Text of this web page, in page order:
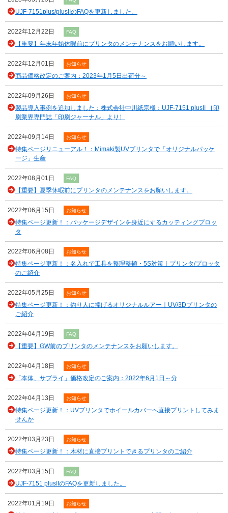
UJF-7151plus/plusIIのFAQを更新しました。
2022年12月22日 FAQ
【重要】年末年始休暇前にプリンタのメンテナンスをお願いします。
2022年12月01日 お知らせ
商品価格改定のご案内：2023年1月5日出荷分～
2022年09月26日 お知らせ
製品導入事例を追加しました：株式会社中川紙宗様：UJF-7151 plusII ［印
刷業界専門誌「印刷ジャーナル」より］
2022年09月14日 お知らせ
特集ページリニューアル！：Mimaki製UVプリンタで「オリジナルパッケ
ージ」生産
2022年08月01日 FAQ
【重要】夏季休暇前にプリンタのメンテナンスをお願いします。
2022年06月15日 お知らせ
特集ページ更新！：パッケージデザインを身近にするカッティングプロッ
タ
2022年06月08日 お知らせ
特集ページ更新！：名入れで工具を整理整頓・5S対策｜プリンタ/プロッタ
のご紹介
2022年05月25日 お知らせ
特集ページ更新！：釣り人に捧げるオリジナルルアー｜UV/3Dプリンタの
ご紹介
2022年04月19日 FAQ
【重要】GW前のプリンタのメンテナンスをお願いします。
2022年04月18日 お知らせ
「本体、サプライ」価格改定のご案内：2022年6月1日～分
2022年04月13日 お知らせ
特集ページ更新！：UVプリンタでホイールカバーへ直接プリントしてみま
せんか
2022年03月23日 お知らせ
特集ページ更新！：木材に直接プリントできるプリンタのご紹介
2022年03月15日 FAQ
UJF-7151 plusIIのFAQを更新しました。
2022年01月19日 お知らせ